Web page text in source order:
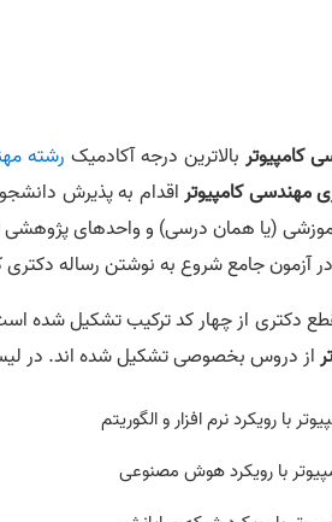
بالاترین درجه آکادمیک رشته
مهندسی کامپیوتراقدام به پذیرش
آزمون جامع شروع به نوشتن رساله دکتری
دکتری از چهار کد ترکیب تشکیل شده
از دروس بخصوصی تشکیل شده اند. در